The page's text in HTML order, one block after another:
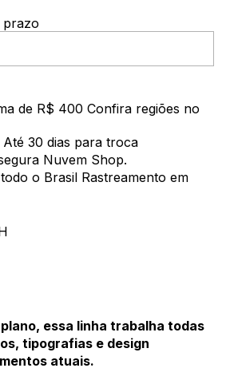
prazo
de R$ 400 Confira regiões no
Até 30 dias para troca
Nuvem Shop.
o Brasil Rastreamento em
essa linha trabalha todas
tipografias e design
atuais.